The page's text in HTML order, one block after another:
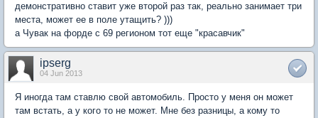
демонстративно ставит уже второй раз так, реально занимает три
места, может ее в поле утащить? )))
а Чувак на форде с 69 регионом тот еще "красавчик"
ipserg
04 Jun 2013
Я иногда там ставлю свой автомобиль. Просто у меня он может
там встать, а у кого то не может. Мне без разницы, а кому то